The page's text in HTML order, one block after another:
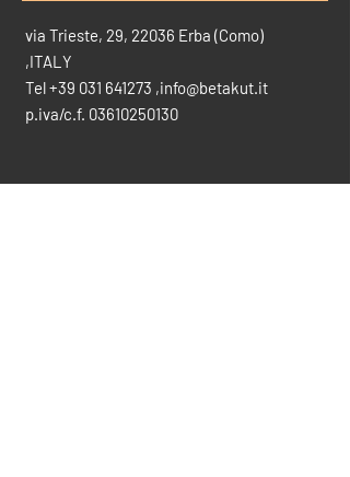
via Trieste, 29, 22036 Erba (Como)
,ITALY
Tel+39 031 641273 ,info@betakut.it
p.iva/c.f. 03610250130